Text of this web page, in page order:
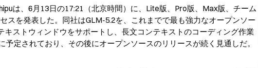
は、6月13日の17:21（北京時間）に、Lite版、Pro版、Max版、チーム
スを発表した。同社はGLM-5.2を、これまでで最も強力なオープンソー
ストウィンドウをサポートし、長文コンテキストのコーディング作業
定されており、その後にオープンソースのリリースが続く見通しだ。